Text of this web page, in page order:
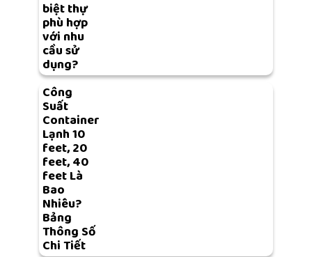
biệt thự
phù hợp
với nhu
cầu sử
dụng?
Công
Suất
Container
Lạnh 10
feet, 20
feet, 40
feet Là
Bao
Nhiêu?
Bảng
Thông Số
Chi Tiết